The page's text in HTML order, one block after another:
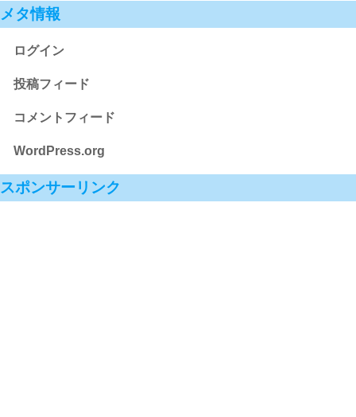
メタ情報
ログイン
投稿フィード
コメントフィード
WordPress.org
スポンサーリンク